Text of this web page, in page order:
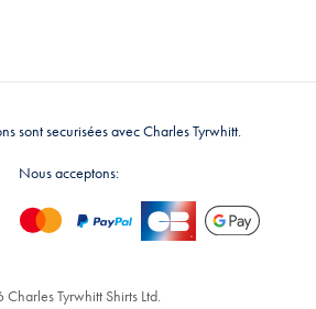
sont securisées avec Charles Tyrwhitt.
Nous acceptons:
Tyrwhitt Shirts Ltd.